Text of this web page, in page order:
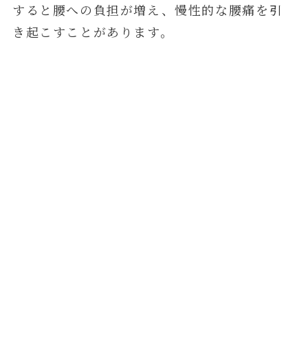
すると腰への負担が増え、慢性的な腰痛を引
き起こすことがあります。